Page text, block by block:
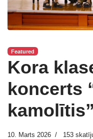
Featured
Kora
koncerts
kamolītis”
10. Marts 2026 153